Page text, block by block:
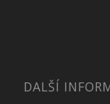
DALŠÍ